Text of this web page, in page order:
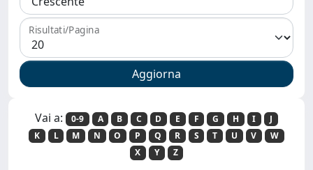
Risultati/Pagina
Vai a: 0-9 A B C D E F G H I
J
K
L M N O P Q R S T U V
W
X
Y Z